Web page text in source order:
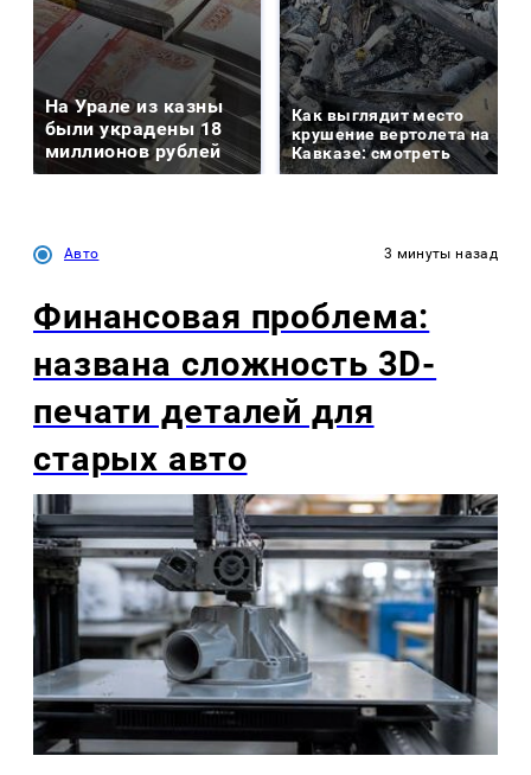
На Урале из казны
были украдены 18
миллионов рублей
Как выглядит место
крушение вертолета на
Кавказе: смотреть
Авто 3 минуты назад
Финансовая проблема:
названа сложность 3D-
печати деталей для
старых авто